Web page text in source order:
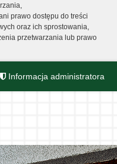
prawo dostępu do treści
oraz ich sprostowania,
przetwarzania lub prawo
Informacja administratora